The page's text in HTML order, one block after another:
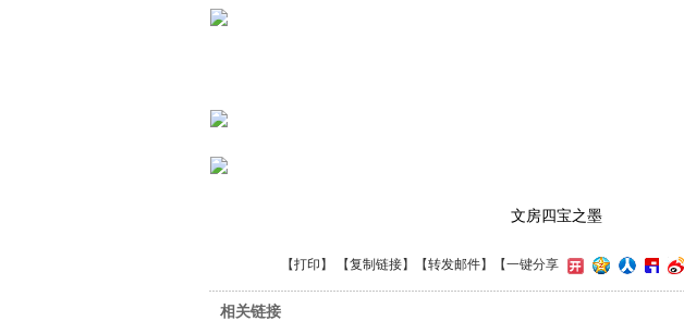
文房四宝之墨
【打印 】 【复制链接】【转发邮件】 【一键分享
相关链接